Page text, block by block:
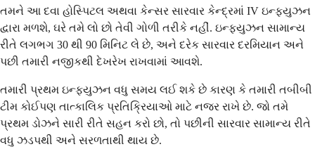
તમને આ દવા હોસ્પિટલ અથવા કેન્સર સારવાર કેન્દ્રમાં IV ઇન્ફ્યુઝન
દ્વારા મળશે, ઘરે તમે લો છો તેવી ગોળી તરીકે નહીં. ઇન્ફ્યુઝન સામાન્ય
રીતે લગભગ 30 થી 90 મિનિટ લે છે, અને દરેક સારવાર દરમિયાન અને
પછી તમારી નજીકથી દેખરેખ રાખવામાં આવશે.
તમારી પ્રથમ ઇન્ફ્યુઝન વધુ સમય લઈ શકે છે કારણ કે તમારી તબીબી
ટીમ કોઈપણ તાત્કાલિક પ્રતિક્રિયાઓ માટે નજર રાખે છે. જો તમે
પ્રથમ ડોઝને સારી રીતે સહન કરો છો, તો પછીની સારવાર સામાન્ય રીતે
વધુ ઝડપથી અને સરળતાથી થાય છે.